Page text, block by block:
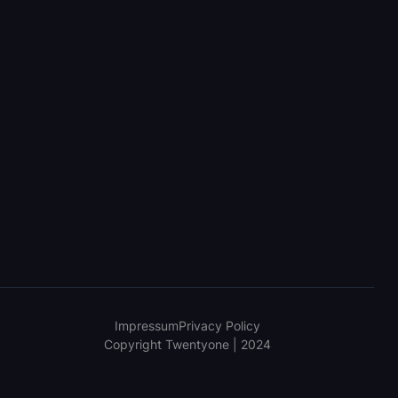
ImpressumPrivacy Policy
Copyright Twentyone | 2024